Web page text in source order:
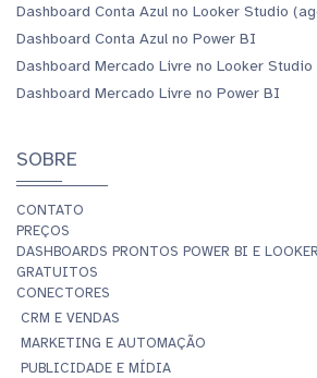
Dashboard Conta Azul no Looker Studio
Dashboard Conta Azul no Power BI
Dashboard Mercado Livre no Looker
Dashboard Mercado Livre no Power BI
SOBRE
CONTATO
PREÇOS
DASHBOARDS PRONTOS POWER BI E
GRATUITOS
CONECTORES
CRM E VENDAS
MARKETING E AUTOMAÇÃO
PUBLICIDADE E MÍDIA